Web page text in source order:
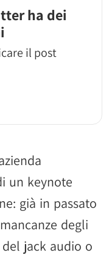
ha dei
il post
un keynote
già in passato
degli
jack audio o